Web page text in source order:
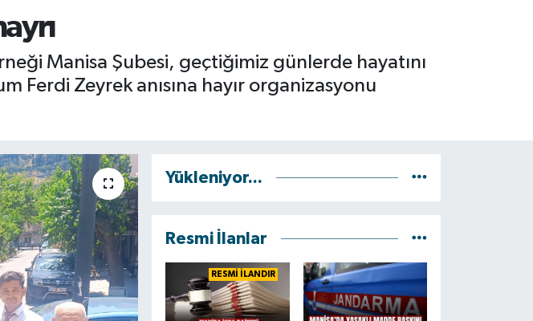
Manisa Şubesi, geçtiğimiz günlerde hayatını
Ferdi Zeyrek anısına hayır organizasyonu
Yükleniyor...
Resmi İlanlar
RESMİ İLANDIR